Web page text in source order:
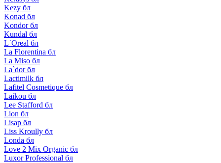
Kezy бл
Konad бл
Kondor бл
Kundal бл
L`Oreal бл
La Florentina бл
La Miso бл
La`dor бл
Lactimilk бл
Lafitel Cosmetique бл
Laikou бл
Lee Stafford бл
Lion бл
Lisap бл
Liss Kroully бл
Londa бл
Love 2 Mix Organic бл
Luxor Professional бл